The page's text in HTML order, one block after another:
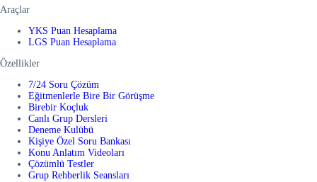
Araçlar
YKS Puan Hesaplama
LGS Puan Hesaplama
Özellikler
7/24 Soru Çözüm
Eğitmenlerle Bire Bir Görüşme
Birebir Koçluk
Canlı Grup Dersleri
Deneme Kulübü
Kişiye Özel Soru Bankası
Konu Anlatım Videoları
Çözümlü Testler
Grup Rehberlik Seansları